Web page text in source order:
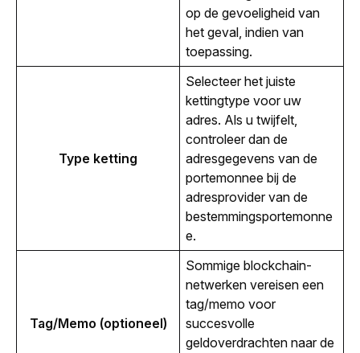
op de gevoeligheid van
het geval, indien van
toepassing.
Type ketting
Selecteer het juiste
kettingtype voor uw
adres. Als u twijfelt,
controleer dan de
adresgegevens van de
portemonnee bij de
adresprovider van de
bestemmingsportemonne
e.
Tag/Memo (optioneel)
Sommige blockchain-
netwerken vereisen een
tag/memo voor
succesvolle
geldoverdrachten naar de